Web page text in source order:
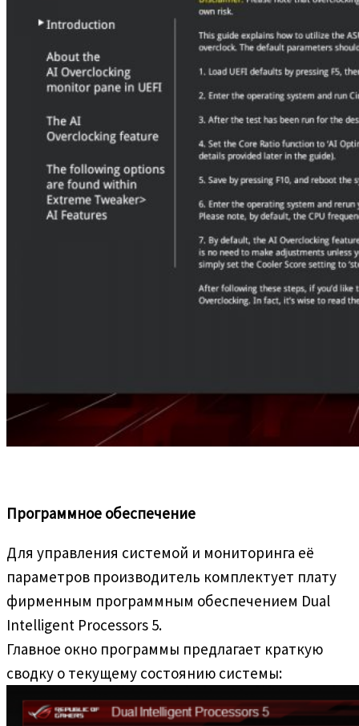
Программное обеспечение
Для управления системой и мониторинга её
параметров производитель комплектует плату
фирменным программным обеспечением Dual
Intelligent Processors 5.
Главное окно программы предлагает краткую
сводку о текущему состоянию системы: